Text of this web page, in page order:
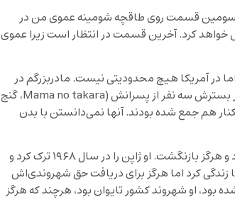
سومین قسمت روی طاقچه شومینه عموی من در
خواهد کرد. آخرین قسمت در انتظار است زیرا عموی
در آمریکا هیچ محدودیتی نیست. مادربزرگم در
سن ۹۶ سالگی در بیمارستانی در نیویورک درگذشت، در کنار بسترش سه نفر از پسرانش (Mama no takara، گنج
هم جمع شده بودند. آنها نمی‌دانستن با بدن
مادرشان، دونگ هونگ-فانگ، در سال ۱۹۴۷ از چین فرار کرد و هرگز بازنگشت. او ژاپن را در سال ۱۹۶۸ ترک کرد و
کرد اما هرگز برای دریافت حق شهروندی‌اش
او شهروند کشور تایوان بود، هرچند که هرگز